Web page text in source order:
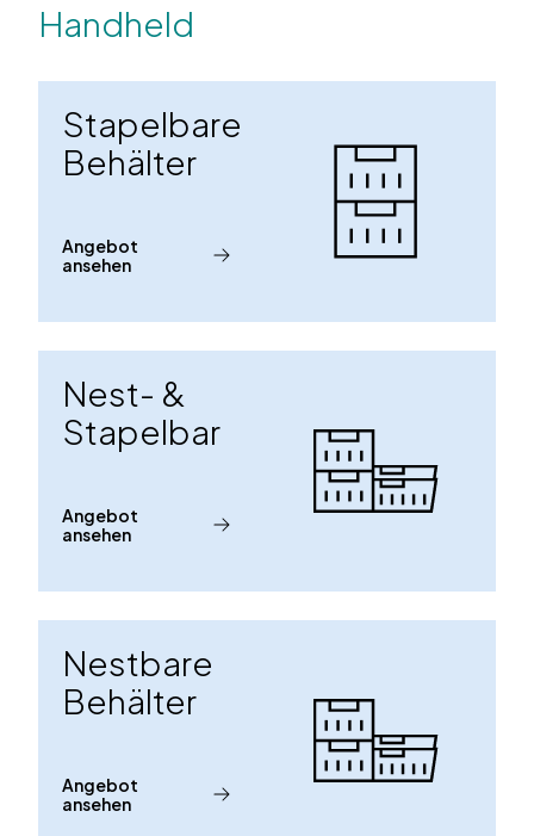
Handheld
Stapelbare
Behälter
Angebot
ansehen
Nest- &
Stapelbar
Angebot
ansehen
Nestbare
Behälter
Angebot
ansehen